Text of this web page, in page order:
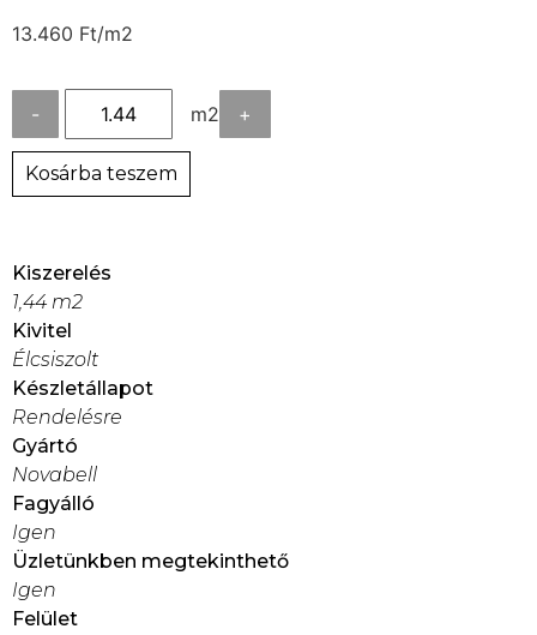
13.460 Ft/m2
- m2 +
Kosárba teszem
Kiszerelés
1,44 m2
Kivitel
Élcsiszolt
Készletállapot
Rendelésre
Gyártó
Novabell
Fagyálló
Igen
Üzletünkben megtekinthető
Igen
Felület